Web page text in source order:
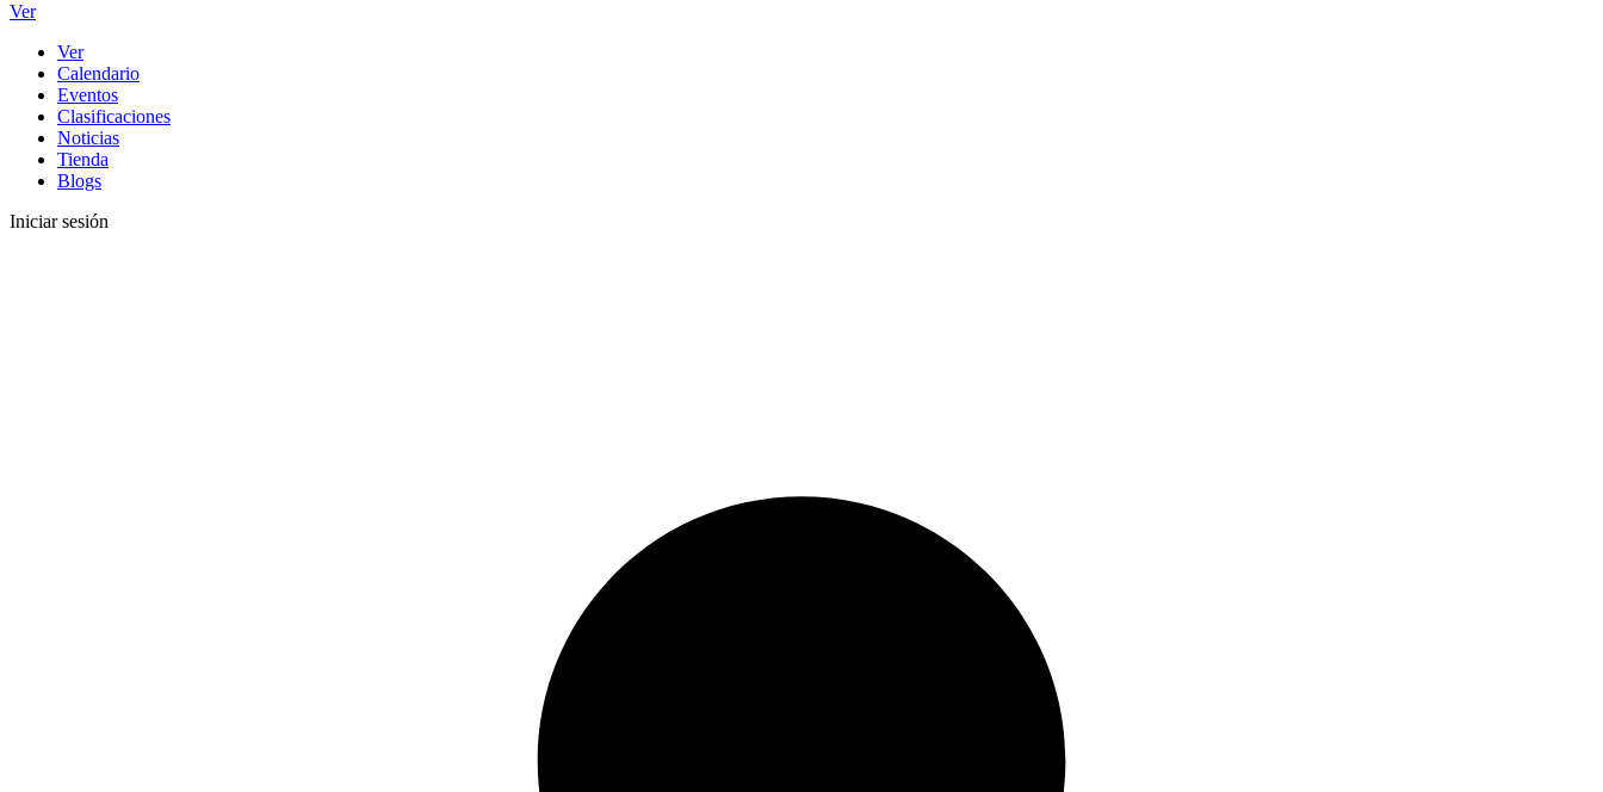
Ver
Ver
Calendario
Eventos
Clasificaciones
Noticias
Tienda
Blogs
Iniciar sesión